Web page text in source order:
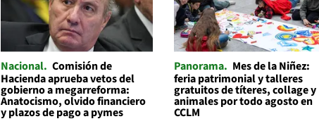
Nacional Comisión de
Hacienda aprueba vetos del
gobierno a megarreforma:
Anatocismo, olvido financiero
y plazos de pago a pymes
Panorama Mes de la Niñez:
feria patrimonial y talleres
gratuitos de títeres, collage y
animales por todo agosto en
CCLM